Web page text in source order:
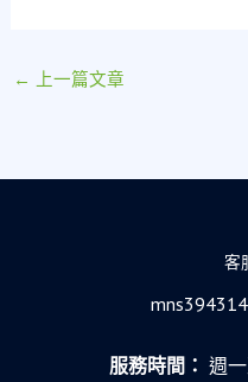
← 上一篇文章
客
服務時間： 週